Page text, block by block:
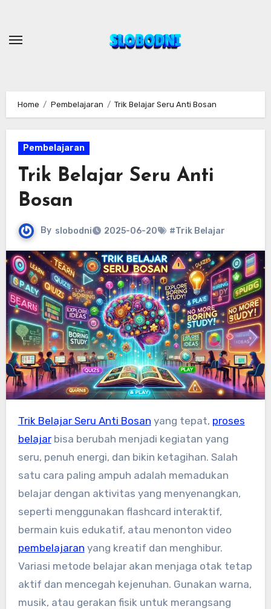
content
Home Pembelajaran Trik Belajar Seru Anti Bosan
Pembelajaran
Trik Belajar Seru Anti
Bosan
By slobodni 2025-06-20 #Trik Belajar
Trik Belajar Seru Anti Bosan yang tepat, proses
belajarbisa berubah menjadi kegiatan yang
seru, penuh energi, dan bikin ketagihan. Salah
satu cara paling ampuh adalah memadukan
belajar dengan aktivitas yang menyenangkan,
seperti menggunakan flashcard interaktif,
bermain kuis edukatif, atau menonton video
pembelajaran yang kreatif dan menghibur.
Variasi metode belajar akan menjaga otak tetap
aktif dan mencegah kejenuhan. Gunakan warna,
musik, atau gerakan fisik untuk merangsang